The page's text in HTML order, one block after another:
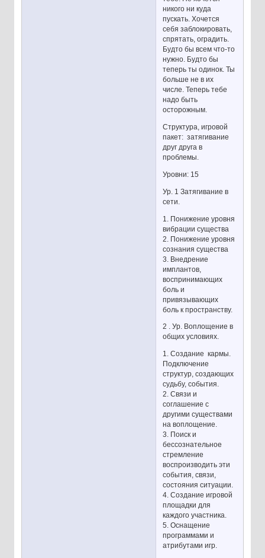
никого ни куда
пускать. Хочется
себя заблокировать,
спрятать, оградить.
Будто бы всем что-то
нужно. Будто бы
теперь ты одинок. Ты
больше не в их
числе. Теперь тебе
надо быть
осторожным.
Структура, игровой
пакет: затягивание
друг друга в
проблемы.
Уровни: 15
Ур. 1 Затягивание в
сети.
1. Понижение уровня
вибрации существа
2. Понижение уровня
сознания существа
3. Внедрение
имплантов,
воспринимающих
боль и
привязывающих
боль к пространству.
2 . Ур. Воплощение в
общих условиях.
1. Создание кармы.
Подключение
структур, создающих
судьбу, события.
2. Связи и
соглашение с
другими существами
на воплощение.
3. Поиск и
бессознательное
стремление
воспроизводить эти
события, связи,
состояния ситуации.
4. Создание игровой
площадки для
каждого участника.
5. Оснащение
программами и
атрибутами игр.